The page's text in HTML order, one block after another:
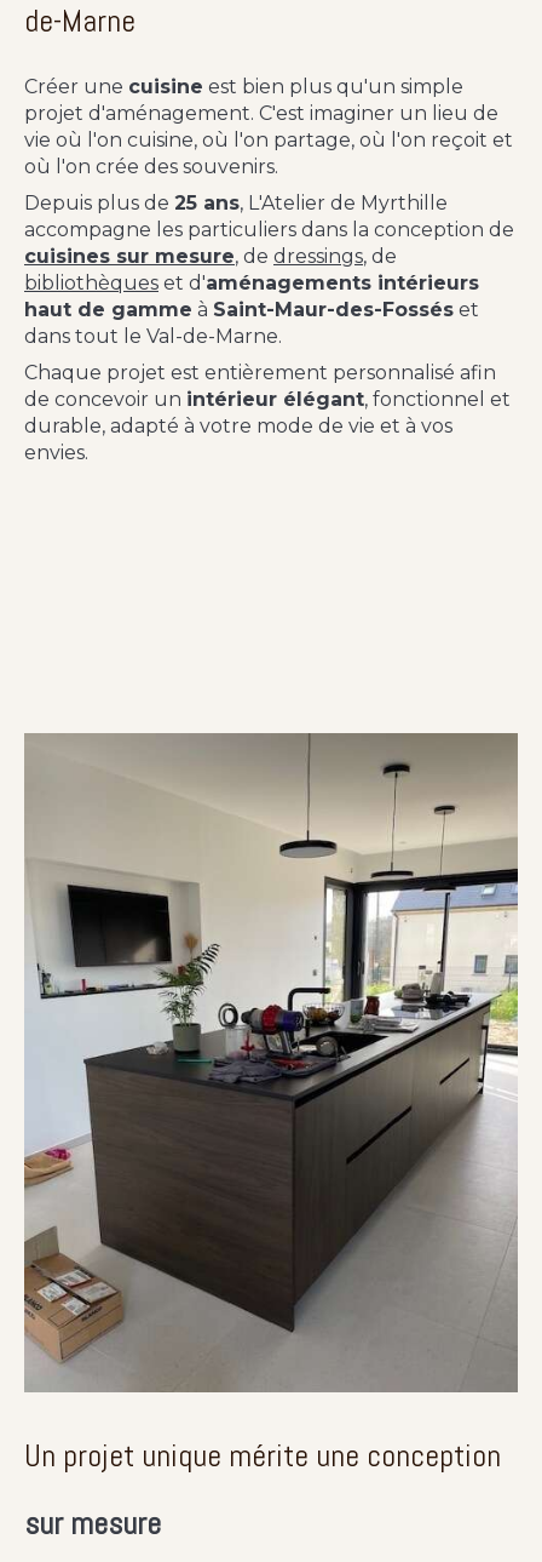
de-Marne
Créer une cuisine est bien plus qu'un simple
projet d'aménagement. C'est imaginer un lieu de
vie où l'on cuisine, où l'on partage, où l'on reçoit et
où l'on crée des souvenirs.
Depuis plus de 25 ans, L'Atelier de Myrthille
accompagne les particuliers dans la conception de
cuisines sur mesure, de dressings, de
bibliothèques et d'aménagements intérieurs
haut de gamme à Saint-Maur-des-Fossés et
dans tout le Val-de-Marne.
Chaque projet est entièrement personnalisé afin
de concevoir un intérieur élégant, fonctionnel et
durable, adapté à votre mode de vie et à vos
envies.
Un projet unique mérite une conception
sur mesure